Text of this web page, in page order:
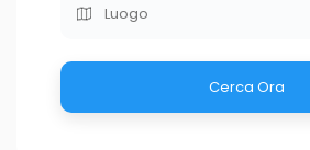
Cerca Ora